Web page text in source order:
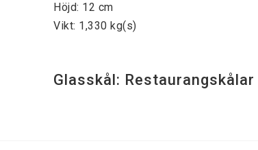
Höjd: 12 cm
Vikt: 1,330 kg(s)
Glasskål: Restaurangskålar